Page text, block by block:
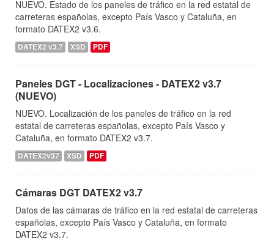
NUEVO. Estado de los paneles de tráfico en la red estatal de
carreteras españolas, excepto País Vasco y Cataluña, en
formato DATEX2 v3.6.
DATEX2 v3.7 XSD PDF
Paneles DGT - Localizaciones - DATEX2 v3.7
(NUEVO)
NUEVO. Localización de los paneles de tráfico en la red
estatal de carreteras españolas, excepto País Vasco y
Cataluña, en formato DATEX2 v3.7.
DATEX2v37 XSD PDF
Cámaras DGT DATEX2 v3.7
Datos de las cámaras de tráfico en la red estatal de carreteras
españolas, excepto País Vasco y Cataluña, en formato
DATEX2 v3.7.